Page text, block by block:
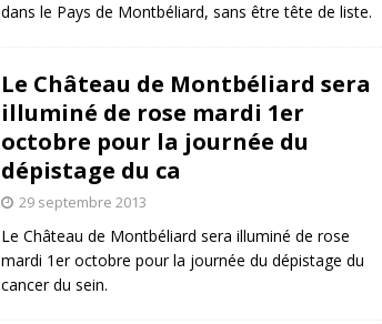
dans le Pays de Montbéliard, sans être tête de liste.
Le Château de Montbéliard sera
illuminé de rose mardi 1er
octobre pour la journée du
dépistage du ca
29 septembre 2013
Le Château de Montbéliard sera illuminé de rose
mardi 1er octobre pour la journée du dépistage du
cancer du sein.